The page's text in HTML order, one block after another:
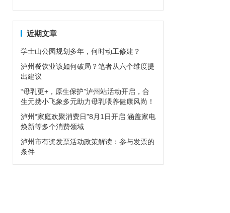
近期文章
学士山公园规划多年，何时动工修建？
泸州餐饮业该如何破局？笔者从六个维度提
出建议
“母乳更+，原生保护”泸州站活动开启，合
生元携小飞象多元助力母乳喂养健康风尚！
泸州“家庭欢聚消费日”8月1日开启 涵盖家电
焕新等多个消费领域
泸州市有奖发票活动政策解读：参与发票的
条件